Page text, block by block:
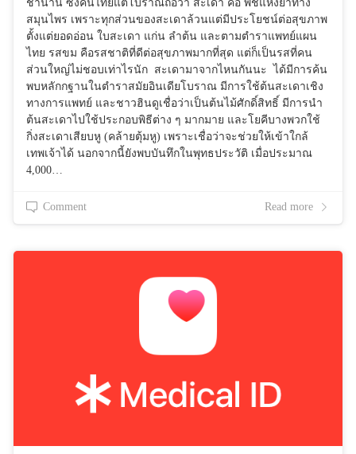
ช้านาน ซึ่งคนไทยแต่โบราณถือว่า สะเดา คือ พืชแห่งยาทาง
สมุนไพร เพราะทุกส่วนของสะเดาล้วนแต่มีประโยชน์ต่อสุขภาพ
ตั้งแต่ยอดอ่อน ใบสะเดา แก่น ลำต้น และตามตำราแพทย์แผน
ไทย รสขม คือรสชาติที่ดีต่อสุขภาพมากที่สุด แต่ก็เป็นรสที่คน
ส่วนใหญ่ไม่ชอบเท่าไรนัก สะเดามาจากไหนกันนะ ได้มีการค้น
พบหลักกฐานในตำราสมัยอินเดียโบราณ มีการใช้ต้นสะเดาเชิง
ทางการแพทย์ และชาวฮินดูเชื่อว่าเป็นต้นไม้ศักดิ์สิทธิ์ มีการนำ
ต้นสะเดาไปใช้ประกอบพิธีต่าง ๆ มากมาย และโยคีบางพวกใช้
กิ่งสะเดาเสียบหู (คล้ายตุ้มหู) เพราะเชื่อว่าจะช่วยให้เข้าใกล้
เทพเจ้าได้ นอกจากนี้ยังพบบันทึกในพุทธประวัติ เมื่อประมาณ
4,000…
Comment Read more